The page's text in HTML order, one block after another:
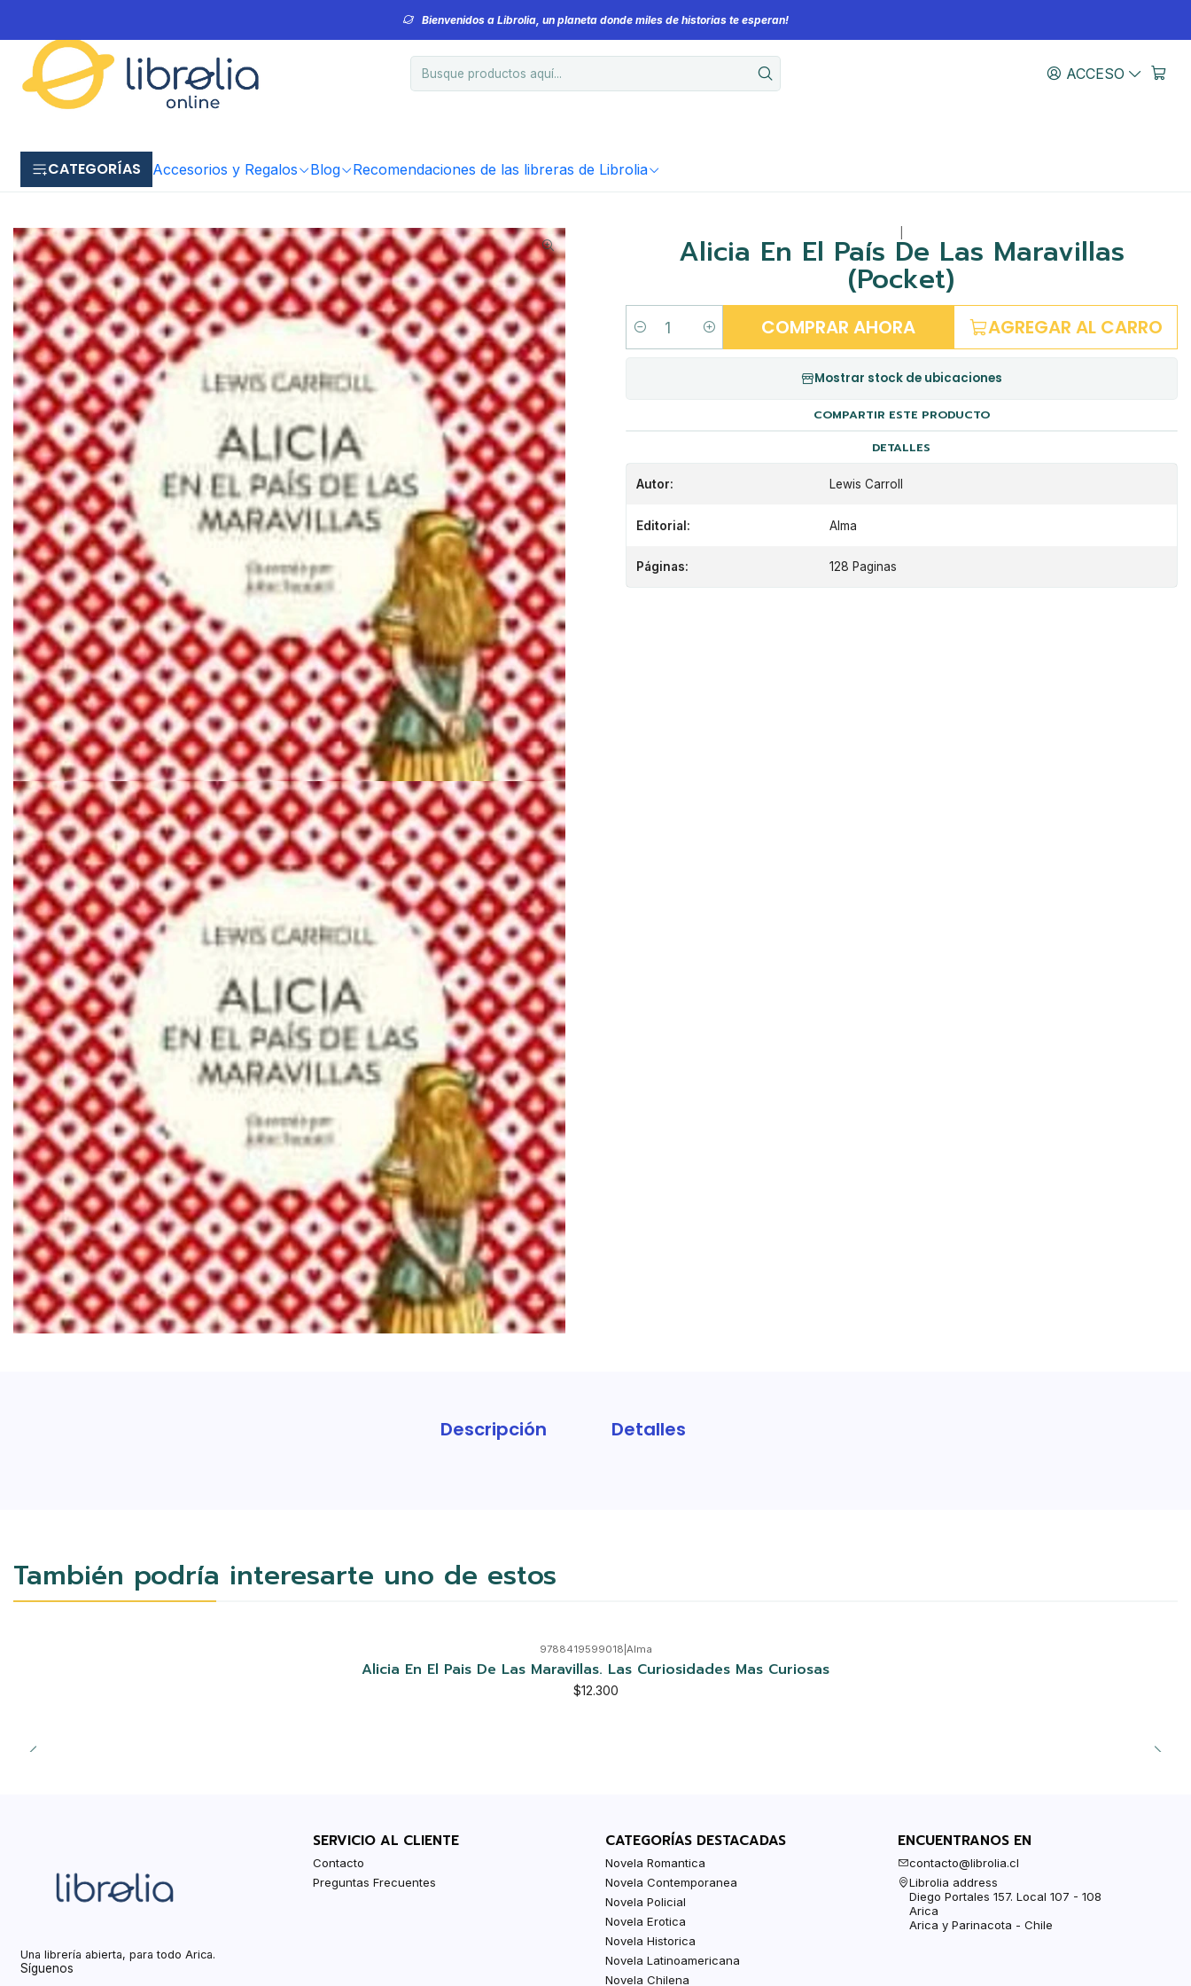
ACCESO
CATEGORÍAS Accesorios y Regalos Blog Recomendaciones de las libreras de Librolia
Bienvenidos a Librolia, un planeta donde miles de historias te esperan!
Alicia En El País De Las Maravillas
(Pocket)
Cantidad AGREGAR AL CARRO
COMPRAR AHORA
Mostrar stock de ubicaciones
COMPARTIR ESTE PRODUCTO
DETALLES
Autor: Lewis Carroll
Editorial: Alma
Páginas: 128 Paginas
Descripción Detalles
También podría interesarte uno de estos
9788419599018 Alma
Alicia En El Pais De Las Maravillas. Las Curiosidades Mas Curiosas
$12.300
Una librería abierta, para todo Arica.
Síguenos
SERVICIO AL CLIENTE
Contacto
Preguntas Frecuentes
CATEGORÍAS DESTACADAS
Novela Romantica
Novela Contemporanea
Novela Policial
Novela Erotica
Novela Historica
Novela Latinoamericana
Novela Chilena
ENCUENTRANOS EN
contacto@librolia.cl
Librolia address
Diego Portales 157. Local 107 - 108
Arica
Arica y Parinacota - Chile